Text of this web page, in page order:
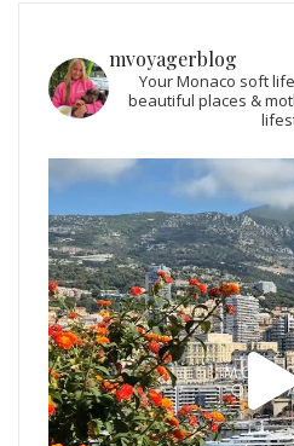
mvoyagerblog
Your Monaco soft
beautiful places &